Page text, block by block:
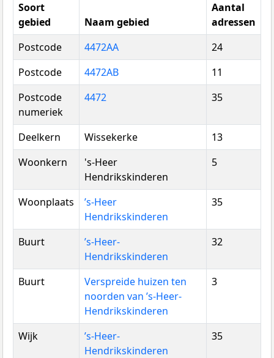
Soort
gebied
Naam gebied
Aantal
adressen
Postcode
4472AA
24
Postcode
4472AB
11
Postcode
numeriek
4472 35
Deelkern Wissekerke
13
Woonkern
's-Heer
Hendrikskinderen
5
Woonplaats
’s-Heer
Hendrikskinderen
35
Buurt
’s-Heer-
Hendrikskinderen
32
Buurt
Verspreide huizen ten
noorden van ’s-Heer-
Hendrikskinderen
3
Wijk
’s-Heer-
Hendrikskinderen
35